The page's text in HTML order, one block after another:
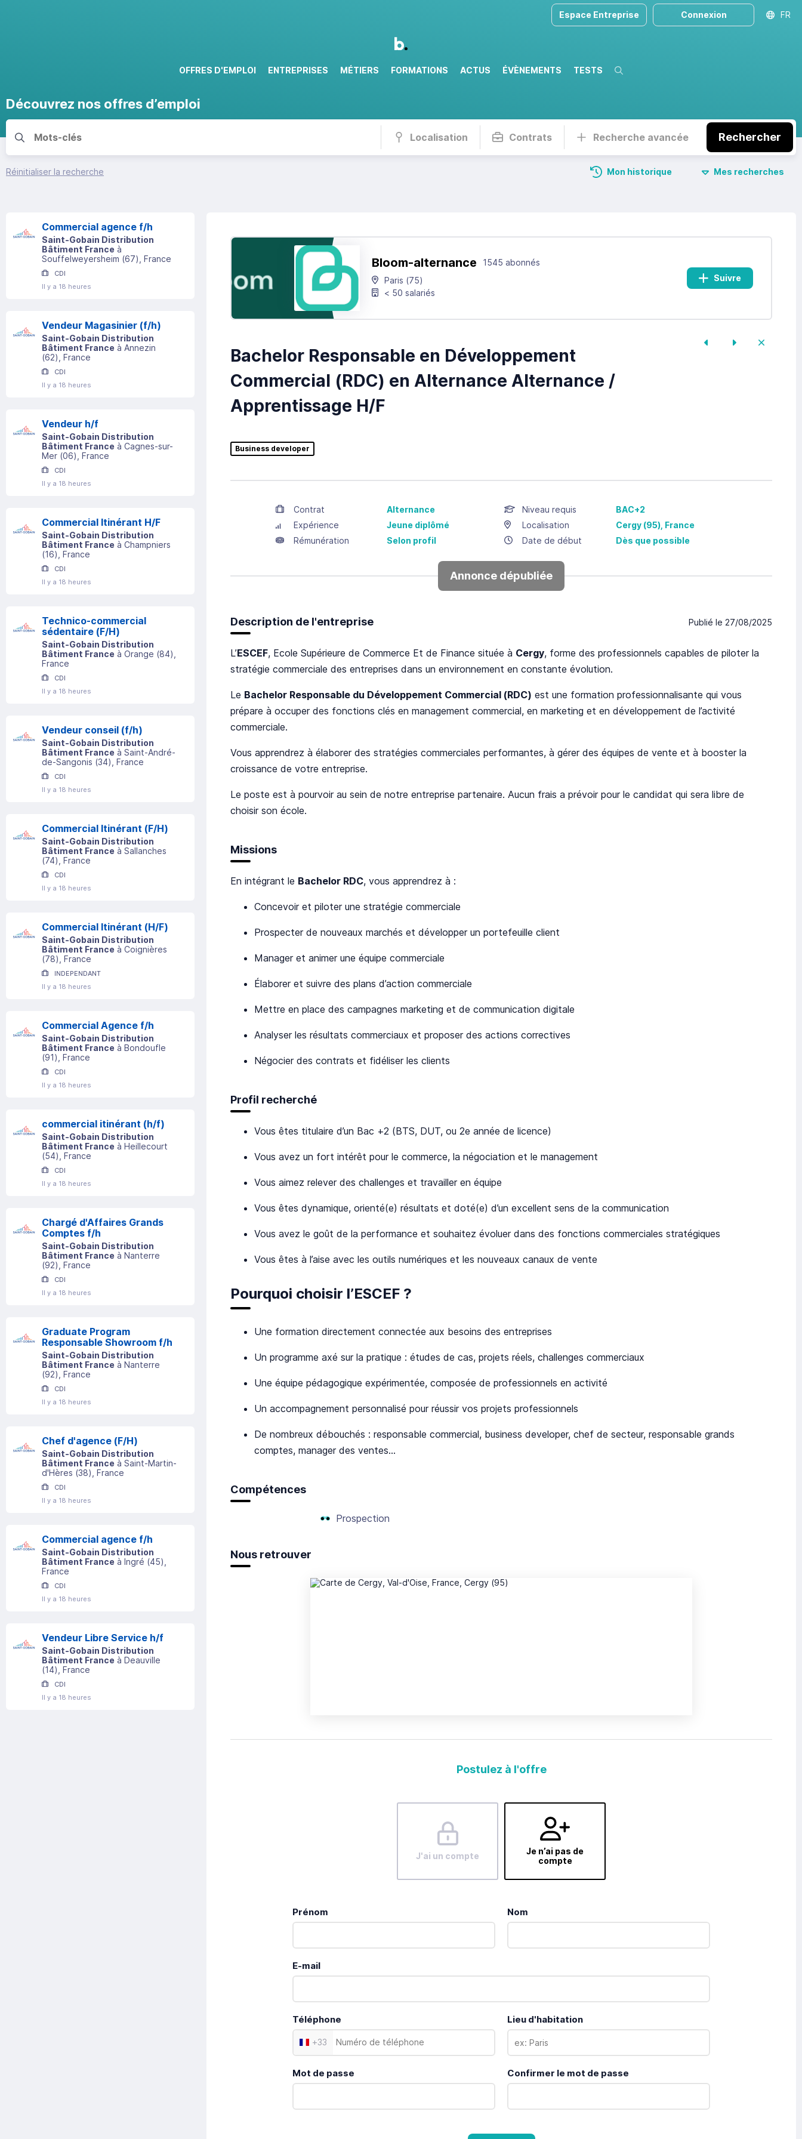
OFFRES D'EMPLOI ENTREPRISES MÉTIERS FORMATIONS ACTUS ÉVÈNEMENTS TESTS Recherche
Espace Entreprise Connexion FR
Découvrez nos offres d’emploi
Localisation Contrats Recherche avancée Rechercher
Réinitialiser la recherche Mon historique Mes recherches
Commercial agence f/h
Saint-Gobain Distribution
Bâtiment France à
Souffelweyersheim (67) , France
CDI
Il y a 18 heures
Vendeur Magasinier (f/h)
Saint-Gobain Distribution
Bâtiment France à Annezin
(62) , France
CDI
Il y a 18 heures
Vendeur h/f
Saint-Gobain Distribution
Bâtiment France à Cagnes-sur-
Mer (06) , France
CDI
Il y a 18 heures
Commercial Itinérant H/F
Saint-Gobain Distribution
Bâtiment France à Champniers
(16) , France
CDI
Il y a 18 heures
Technico-commercial
sédentaire (F/H)
Saint-Gobain Distribution
Bâtiment France à Orange (84)
France
CDI
Il y a 18 heures
Vendeur conseil (f/h)
Saint-Gobain Distribution
Bâtiment France à Saint-André-
de-Sangonis (34) , France
CDI
Il y a 18 heures
Commercial Itinérant (F/H)
Saint-Gobain Distribution
Bâtiment France à Sallanches
(74) , France
CDI
Il y a 18 heures
Commercial Itinérant (H/F)
Saint-Gobain Distribution
Bâtiment France à Coignières
(78) , France
INDEPENDANT
Il y a 18 heures
Commercial Agence f/h
Saint-Gobain Distribution
Bâtiment France à Bondoufle
(91) , France
CDI
Il y a 18 heures
commercial itinérant (h/f)
Saint-Gobain Distribution
Bâtiment France à Heillecourt
(54) , France
CDI
Il y a 18 heures
Chargé d'Affaires Grands
Comptes f/h
Saint-Gobain Distribution
Bâtiment France à Nanterre
(92) , France
CDI
Il y a 18 heures
Graduate Program
Responsable Showroom f/h
Saint-Gobain Distribution
Bâtiment France à Nanterre
(92) , France
CDI
Il y a 18 heures
Chef d'agence (F/H)
Saint-Gobain Distribution
Bâtiment France à Saint-Martin-
d'Hères (38) , France
CDI
Il y a 18 heures
Commercial agence f/h
Saint-Gobain Distribution
Bâtiment France à Ingré (45)
France
CDI
Il y a 18 heures
Vendeur Libre Service h/f
Saint-Gobain Distribution
Bâtiment France à Deauville
(14) , France
CDI
Il y a 18 heures
Bloom-alternance
1545 abonnés
Paris (75)
< 50 salariés
Suivre
Bachelor Responsable en Développement
Commercial (RDC) en Alternance Alternance /
Apprentissage H/F
Business developer
Contrat Alternance Niveau requis
BAC+2
Expérience
Jeune diplômé Localisation Cergy (95), France
Rémunération
Selon profil Date de début Dès que possible
Annonce dépubliée
Publié le 27/08/2025
Description de l'entreprise
L’ESCEF, Ecole Supérieure de Commerce Et de Finance située à Cergy, forme des professionnels capables de piloter la
stratégie commerciale des entreprises dans un environnement en constante évolution.
Le Bachelor Responsable du Développement Commercial (RDC) est une formation professionnalisante qui vous
prépare à occuper des fonctions clés en management commercial, en marketing et en développement de l’activité
commerciale.
Vous apprendrez à élaborer des stratégies commerciales performantes, à gérer des équipes de vente et à booster la
croissance de votre entreprise.
Le poste est à pourvoir au sein de notre entreprise partenaire. Aucun frais a prévoir pour le candidat qui sera libre de
choisir son école.
Missions
En intégrant le Bachelor RDC, vous apprendrez à :
Concevoir et piloter une stratégie commerciale
Prospecter de nouveaux marchés et développer un portefeuille client
Manager et animer une équipe commerciale
Élaborer et suivre des plans d’action commerciale
Mettre en place des campagnes marketing et de communication digitale
Analyser les résultats commerciaux et proposer des actions correctives
Négocier des contrats et fidéliser les clients
Profil recherché
Vous êtes titulaire d’un Bac +2 (BTS, DUT, ou 2e année de licence)
Vous avez un fort intérêt pour le commerce, la négociation et le management
Vous aimez relever des challenges et travailler en équipe
Vous êtes dynamique, orienté(e) résultats et doté(e) d’un excellent sens de la communication
Vous avez le goût de la performance et souhaitez évoluer dans des fonctions commerciales stratégiques
Vous êtes à l’aise avec les outils numériques et les nouveaux canaux de vente
Pourquoi choisir l’ESCEF ?
Une formation directement connectée aux besoins des entreprises
Un programme axé sur la pratique : études de cas, projets réels, challenges commerciaux
Une équipe pédagogique expérimentée, composée de professionnels en activité
Un accompagnement personnalisé pour réussir vos projets professionnels
De nombreux débouchés : responsable commercial, business developer, chef de secteur, responsable grands
comptes, manager des ventes…
Compétences
Prospection
Nous retrouver
Postulez à l'offre
J'ai un compte
Je n’ai pas de
compte
Prénom Nom
E-mail
Téléphone
+33
Lieu d'habitation
Mot de passe Confirmer le mot de passe